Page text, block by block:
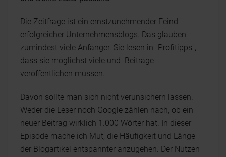
Die Zeitfrage ist ein ernstzunehmender Feind
erfolgreicher Unternehmensblogs. Das glauben
zumindest viele Anfänger. Sie lesen in "Profitipps",
dass sie möglichst viele und Beiträge
veröffentlichen müssen.
Davon sollte man sich nicht verunsichern lassen.
Weder die Leser noch Google zählen nach, ob ein
neuer Beitrag wirklich 1.000 Wörter hat. In dieser
Episode mache ich Mut, die Häufigkeit und Länge
der Blogartikel entspannter anzugehen. Der Nutzen